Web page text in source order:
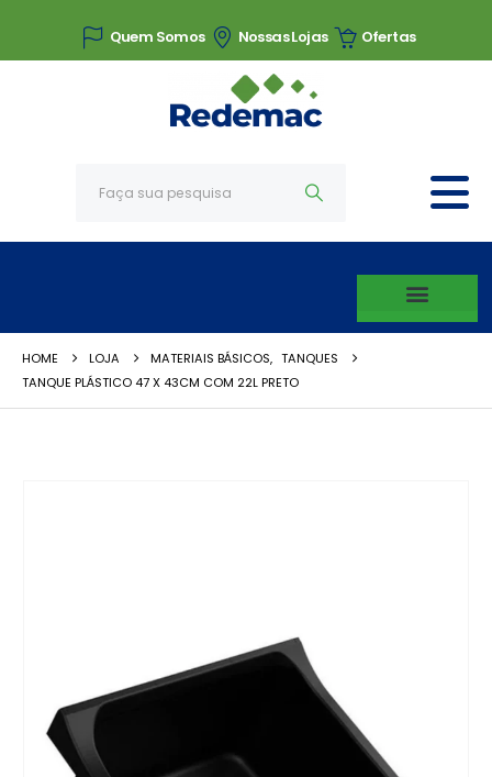
Quem Somos Nossas Lojas Ofertas
HOME LOJA MATERIAIS BÁSICOS, TANQUES
TANQUE PLÁSTICO 47 X 43CM COM 22L PRETO